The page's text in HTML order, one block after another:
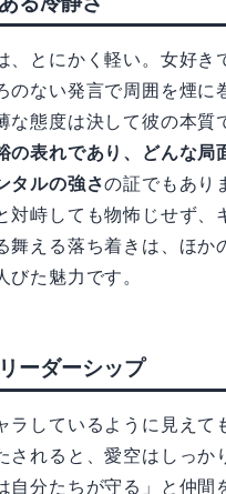
、とにかく軽い。女好き
のない発言で周囲を煙に
な態度は決して彼の本質
の表れであり、どんな局
タルの強さの証でもあり
対峙しても物怖じせず、
舞える落ち着きは、ほか
びた魅力です。
ーダーシップ
ラしているように見えて
されると、愛空はしっか
自分たちが守る」と仲間